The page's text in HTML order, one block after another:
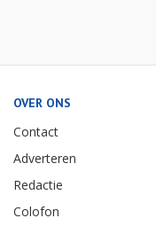
OVER ONS
Contact
Adverteren
Redactie
Colofon